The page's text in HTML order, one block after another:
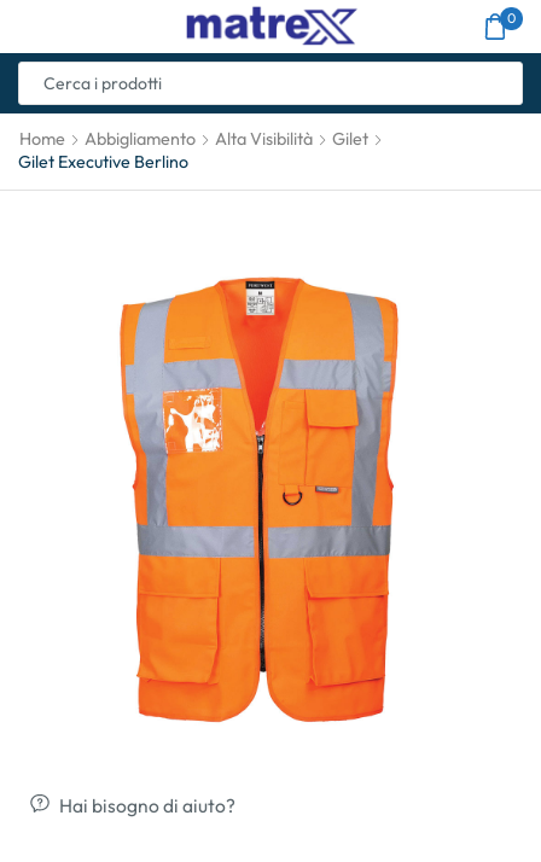
0
Home Abbigliamento Alta Visibilità
Gilet
Gilet Executive Berlino
Hai bisogno di aiuto?